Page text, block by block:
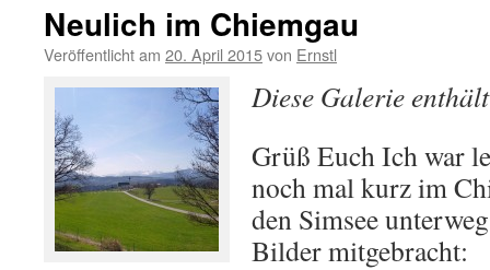
Neulich im Chiemgau
Veröffentlicht am 20. April 2015von Ernstl
Diese Galerie
Grüß Euch Ich war
noch mal kurz im
den Simsee
Bilder mitgebracht: